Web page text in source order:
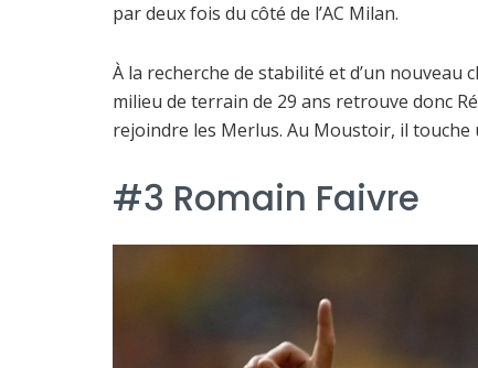
par deux fois du côté de l’AC Milan.
À la recherche de stabilité et d’un
milieu de terrain de 29 ans retrouve donc
rejoindre les Merlus. Au Moustoir, il
#3 Romain Faivre